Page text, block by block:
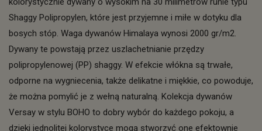
Shaggy Polipropylen, które jest przyjemne i miłe w dotyku dla
bosych stóp. Waga dywanów Himalaya wynosi 2000 gr/m2.
Dywany te powstają przez uszlachetnianie przędzy
polipropylenowej (PP) shaggy. W efekcie włókna są trwałe,
odporne na wygniecenia, także delikatne i miękkie, co powoduje,
że można pomylić je z wełną naturalną. Kolekcja dywanów
Versay w stylu BOHO to dobry wybór do każdego pokoju, a
dzięki jednolitej kolorystyce mogą stworzyć one efektownie